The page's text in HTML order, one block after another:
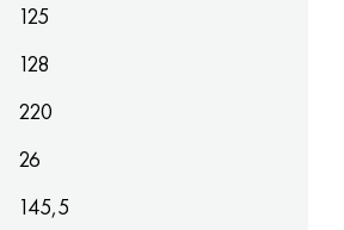
125
128
220
26
145,5